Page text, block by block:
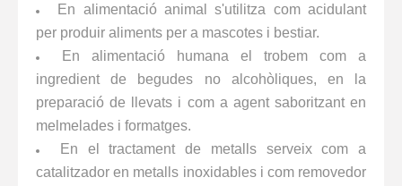
En alimentació animal s'utilitza com acidulant
per produir aliments per a mascotes i bestiar.
En alimentació humana el trobem com a
ingredient de begudes no alcohòliques, en la
preparació de llevats i com a agent saboritzant en
melmelades i formatges.
En el tractament de metalls serveix com a
catalitzador en metalls inoxidables i com removedor